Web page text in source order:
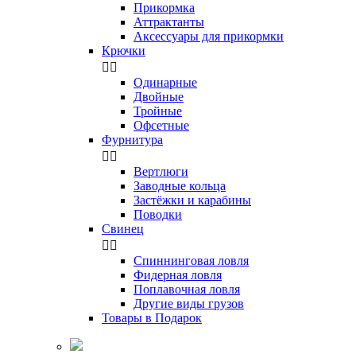
Прикормка
Аттрактанты
Аксессуары для прикормки
Крючки
 
Одинарные
Двойные
Тройные
Офсетные
Фурнитура
 
Вертлюги
Заводные кольца
Застёжки и карабины
Поводки
Свинец
 
Спиннинговая ловля
Фидерная ловля
Поплавочная ловля
Другие виды грузов
Товары в Подарок